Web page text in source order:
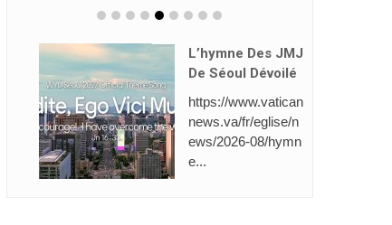
L’hymne Des JMJ
De Séoul Dévoilé
https://www.vatican
news.va/fr/eglise/n
ews/2026-08/hymn